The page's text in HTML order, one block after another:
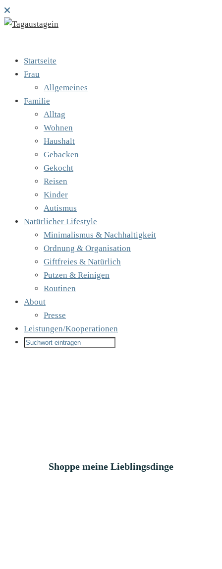
Startseite
Frau
Allgemeines
Familie
Alltag
Wohnen
Haushalt
Gebacken
Gekocht
Reisen
Kinder
Autismus
Natürlicher Lifestyle
Minimalismus & Nachhaltigkeit
Ordnung & Organisation
Giftfreies & Natürlich
Putzen & Reinigen
Routinen
About
Presse
Leistungen/Kooperationen
Shoppe meine Lieblingsdinge